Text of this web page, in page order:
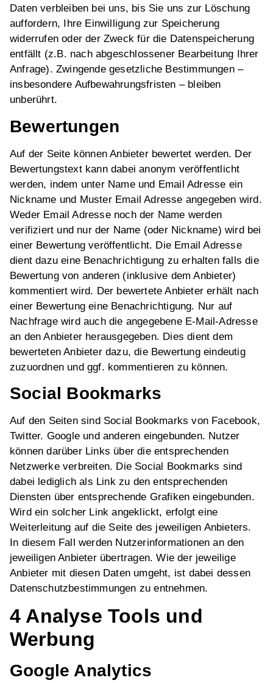
Daten verbleiben bei uns, bis Sie uns zur Löschung
auffordern, Ihre Einwilligung zur Speicherung
widerrufen oder der Zweck für die Datenspeicherung
entfällt (z.B. nach abgeschlossener Bearbeitung Ihrer
Anfrage). Zwingende gesetzliche Bestimmungen –
insbesondere Aufbewahrungsfristen – bleiben
unberührt.
Bewertungen
Auf der Seite können Anbieter bewertet werden. Der
Bewertungstext kann dabei anonym veröffentlicht
werden, indem unter Name und Email Adresse ein
Nickname und Muster Email Adresse angegeben wird.
Weder Email Adresse noch der Name werden
verifiziert und nur der Name (oder Nickname) wird bei
einer Bewertung veröffentlicht. Die Email Adresse
dient dazu eine Benachrichtigung zu erhalten falls die
Bewertung von anderen (inklusive dem Anbieter)
kommentiert wird. Der bewertete Anbieter erhält nach
einer Bewertung eine Benachrichtigung. Nur auf
Nachfrage wird auch die angegebene E-Mail-Adresse
an den Anbieter herausgegeben. Dies dient dem
bewerteten Anbieter dazu, die Bewertung eindeutig
zuzuordnen und ggf. kommentieren zu können.
Social Bookmarks
Auf den Seiten sind Social Bookmarks von Facebook,
Twitter. Google und anderen eingebunden. Nutzer
können darüber Links über die entsprechenden
Netzwerke verbreiten. Die Social Bookmarks sind
dabei lediglich als Link zu den entsprechenden
Diensten über entsprechende Grafiken eingebunden.
Wird ein solcher Link angeklickt, erfolgt eine
Weiterleitung auf die Seite des jeweiligen Anbieters.
In diesem Fall werden Nutzerinformationen an den
jeweiligen Anbieter übertragen. Wie der jeweilige
Anbieter mit diesen Daten umgeht, ist dabei dessen
Datenschutzbestimmungen zu entnehmen.
4 Analyse Tools und
Werbung
Google Analytics